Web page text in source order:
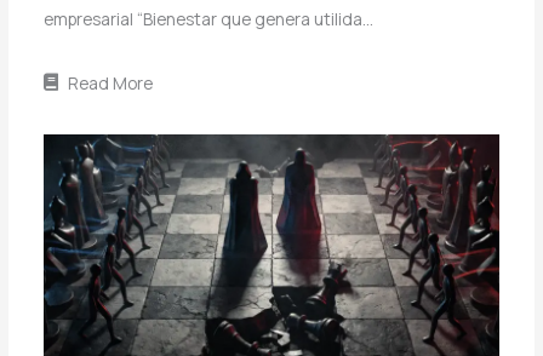
empresarial “Bienestar que genera utilida…
Read More